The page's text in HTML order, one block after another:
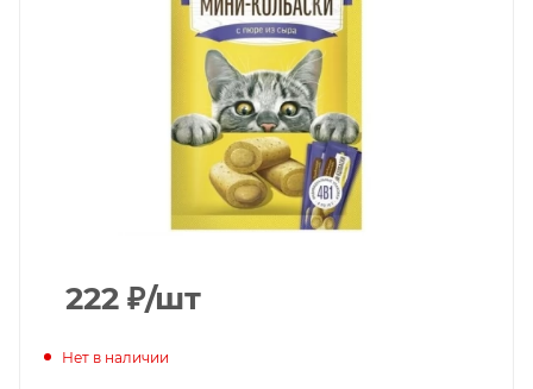
222 ₽/шт
Нет в наличии